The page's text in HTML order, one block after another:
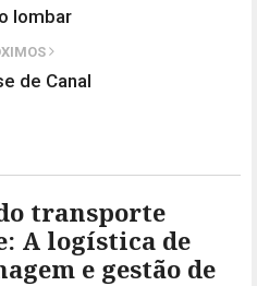
lombar
de Canal
transporte
A logística de
e gestão de